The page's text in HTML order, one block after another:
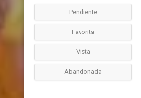
Pendiente
Favorita
Vista
Abandonada